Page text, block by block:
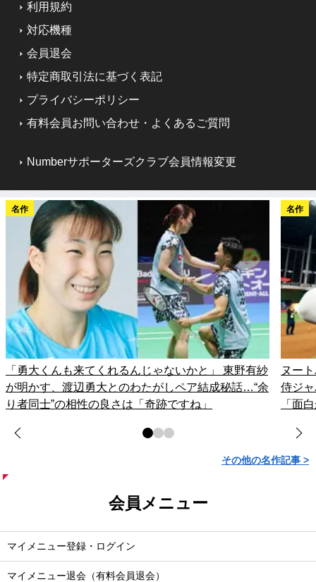
利用規約
対応機種
会員退会
特定商取引法に基づく表記
プライバシーポリシー
有料会員お問い合わせ・よくあるご質問
Numberサポーターズクラブ会員情報変更
名作
「勇大くんも来てくれるんじゃないかと」 東野有紗
が明かす、渡辺勇大とのわたがしペア結成秘話…“余
り者同士”の相性の良さは「奇跡ですね」
名作
ヌー
侍ジ
「面
その他の名作記事 >
会員メニュー
マイメニュー登録・ログイン
マイメニュー退会（有料会員退会）